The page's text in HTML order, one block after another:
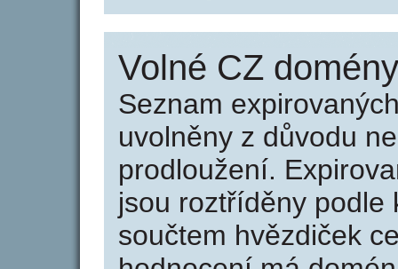
Volné CZ
Seznam
uvolněny z důvodu
prodloužení.
jsou roztříděny podle
součtem hvězdiček